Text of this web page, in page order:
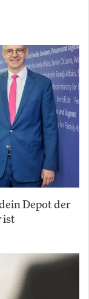
Depot der
ist